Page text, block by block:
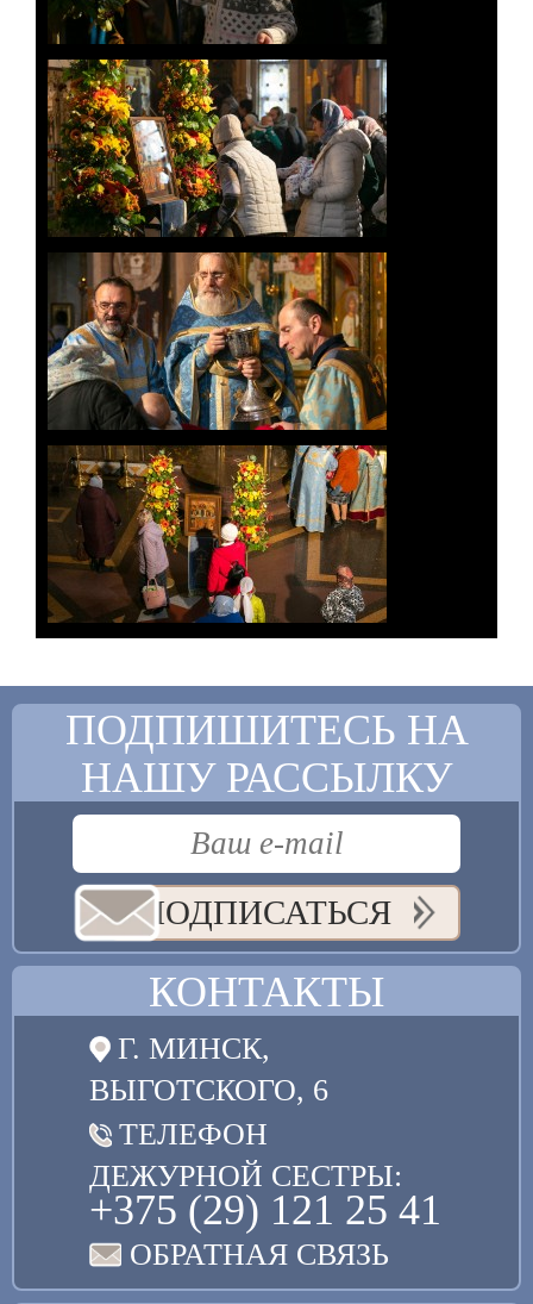
ПОДПИШИТЕСЬ НА
НАШУ РАССЫЛКУ
ПОДПИСАТЬСЯ
КОНТАКТЫ
Г. МИНСК,
ВЫГОТСКОГО, 6
ТЕЛЕФОН
ДЕЖУРНОЙ СЕСТРЫ:
+375 (29) 121 25 41
ОБРАТНАЯ СВЯЗЬ